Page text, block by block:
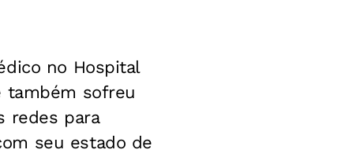
no Hospital
também sofreu
redes para
seu estado de